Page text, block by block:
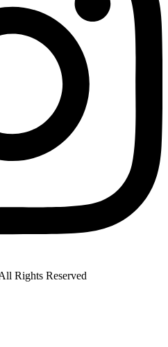
Rights Reserved